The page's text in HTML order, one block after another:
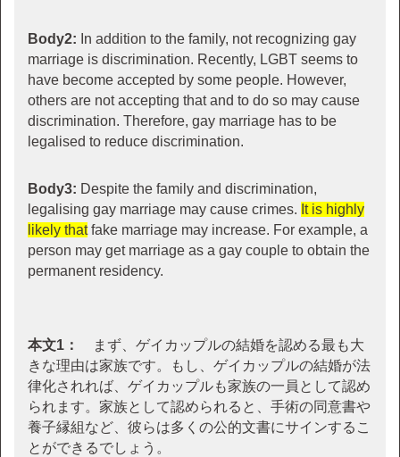
Body2: In addition to the family, not recognizing gay
marriage is discrimination. Recently, LGBT seems to
have become accepted by some people. However,
others are not accepting that and to do so may cause
discrimination. Therefore, gay marriage has to be
legalised to reduce discrimination.
Body3: Despite the family and discrimination,
legalising gay marriage may cause crimes. It is highly
likely thatfake marriage may increase. For example, a
person may get marriage as a gay couple to obtain the
permanent residency.
本文1：
まず、ゲイカップルの結婚を認める最も大
きな理由は家族です。もし、ゲイカップルの結婚が法
律化されれば、ゲイカップルも家族の一員として認め
られます。家族として認められると、手術の同意書や
養子縁組など、彼らは多くの公的文書にサインするこ
とができるでしょう。